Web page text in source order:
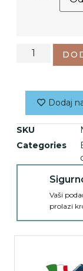
Dodaj
SKU
Categories
Vaši
prolazi